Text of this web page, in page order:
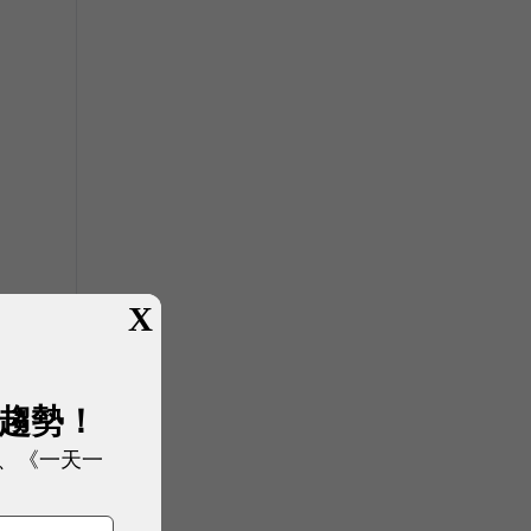
X
勢！
《一天一